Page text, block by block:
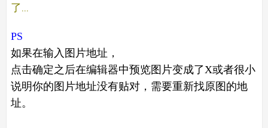
了...
PS
如果在输入图片地址，
点击确定之后在编辑器中预览图片变成了X或者很小
说明你的图片地址没有贴对，需要重新找原图的地
址。